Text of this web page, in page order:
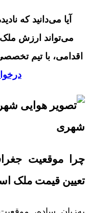
آیا می‌دانید که
می‌تواند ارزش
اقدامی، با تیم
چرا موقعیت
تعیین قیمت ملک